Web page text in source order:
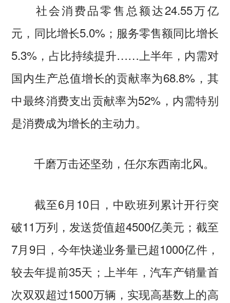
社会消费品零售总额达24.55万亿
元，同比增长5.0%；服务零售额同比增长
5.3%，占比持续提升……上半年，内需对
国内生产总值增长的贡献率为68.8%，其
中最终消费支出贡献率为52%，内需特别
是消费成为增长的主动力。
千磨万击还坚劲，任尔东西南北风。
截至6月10日，中欧班列累计开行突
破11万列，发送货值超4500亿美元；截至
7月9日，今年快递业务量已超1000亿件，
较去年提前35天；上半年，汽车产销量首
次双双超过1500万辆，实现高基数上的高